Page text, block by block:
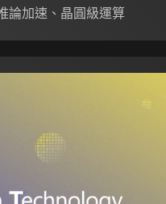
論加速、晶圓級運算